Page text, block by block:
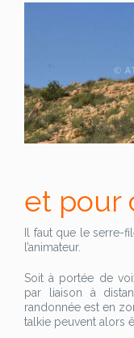
et pour
Il faut que le serre-
l’animateur.
Soit à portée de
par liaison à
randonnée est en
talkie peuvent alors